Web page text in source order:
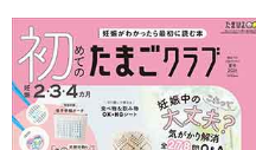
[ひよこエッグ]
都内在住のワーママ。
2015年3月産まれの娘と夫の3
子育ての記録をブログやイン